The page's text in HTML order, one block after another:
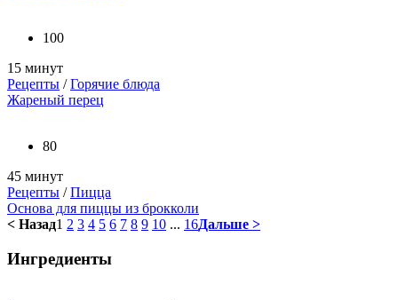
100
15 минут
Рецепты /Горячие блюда
Жареный перец
80
45 минут
Рецепты /Пицца
Основа для пиццы из брокколи
< Назад1 2 3 4 5 6 7 8 9 10 ... 16Дальше >
Ингредиенты